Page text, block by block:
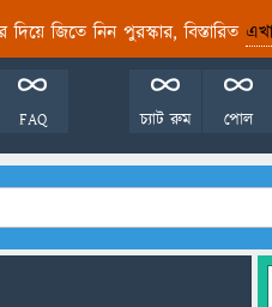
দিয়ে জিতে নিন পুরস্কার, বিস্তারিত
FAQ পোল
চ্যাট রুম